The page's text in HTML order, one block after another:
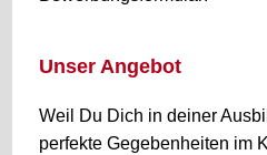
Unser Angebot
Weil Du Dich in deiner
perfekte Gegebenheiten im